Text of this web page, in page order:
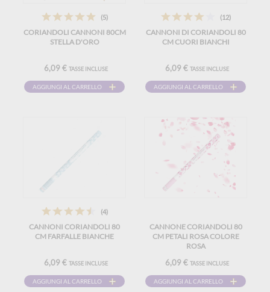
(5)
CORIANDOLI CANNONI 80CM
STELLA D'ORO
6,09 € TASSE INCLUSE
AGGIUNGI AL CARRELLO
(12)
CANNONI DI CORIANDOLI 80
CM CUORI BIANCHI
6,09 € TASSE INCLUSE
AGGIUNGI AL CARRELLO
(4)
CANNONI CORIANDOLI 80
CM FARFALLE BIANCHE
6,09 € TASSE INCLUSE
AGGIUNGI AL CARRELLO
CANNONE CORIANDOLI 80
CM PETALI ROSA COLORE
ROSA
6,09 € TASSE INCLUSE
AGGIUNGI AL CARRELLO